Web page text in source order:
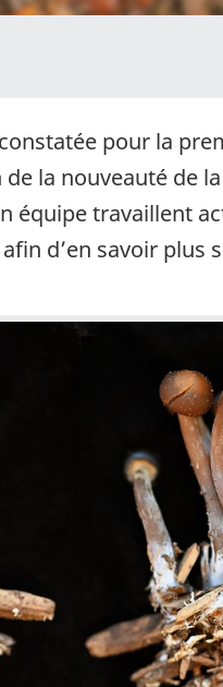
pour la
la nouveauté de
équipe travaillent
d’en savoir plus